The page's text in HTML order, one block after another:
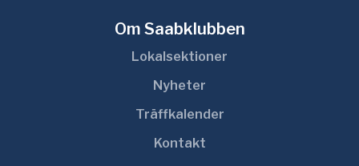
Om Saabklubben
Lokalsektioner
Nyheter
Träffkalender
Kontakt